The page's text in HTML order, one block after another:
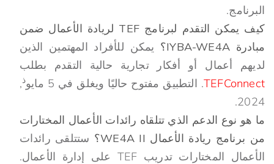
البرنامج.
كيف يمكن التقدم لبرنامج TEF لريادة الأعمال ضمن
مبادرة IYBA-WE4A؟
يمكن للأفراد المهتمين الذين
لديهم أعمال أو أفكار تجارية حالية التقدم بطلب
TEFConnect. التطبيق مفتوح حاليًا ويغلق في 5 مايو ذ,
2024.
ما هو نوع الدعم الذي تتلقاه رائدات الأعمال المختارات
من برنامج ريادة الأعمال WE4A II؟
ستتلقى رائدات
الأعمال المختارات تدريب TEF على إدارة الأعمال.